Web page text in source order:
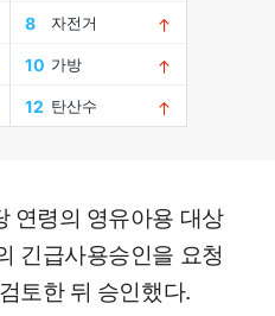
연령의 영유아용 대상
긴급사용승인을 요청
토한 뒤 승인했다.